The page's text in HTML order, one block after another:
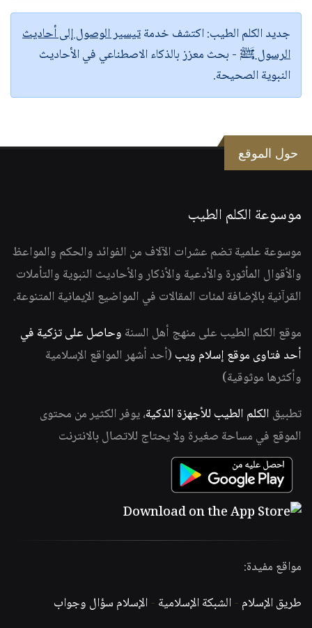
جديد الكلم الطيب:اكتشف خدمةتيسير الوصول إلى أحاديث
الرسول ﷺ - بحث معزز بالذكاء الاصطناعي في الأحاديث
النبوية الصحيحة.
حول الموقع
موسوعة الكلم الطيب
موسوعة علمية تضم عشرات الآلاف من الفوائد والحكم والمواعظ
والأقوال المأثورة والأدعية والأذكار والأحاديث النبوية والتأملات
القرآنية بالإضافة لمئات المقالات في المواضيع الإيمانية المتنوعة.
موقع الكلم الطيب على منهج أهل السنة وحاصل على تزكية في
أحد فتاوى موقع إسلام ويب (أحد أشهر المواقع الإسلامية
وأكثرها موثوقية)
تطبيق الكلم الطيب للأجهزة الذكية، يوفر الكثير من محتوى
الموقع في مساحة صغيرة ولا يحتاج للاتصال بالانترنت
مواقع مفيدة:
طريق الإسلام -الشبكة الإسلامية -الإسلام سؤال وجواب